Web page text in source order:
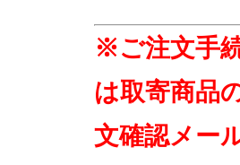
※ご注文手
は取寄商品
文確認メー